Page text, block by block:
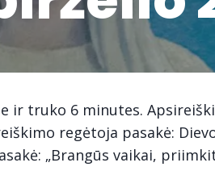
ir truko 6 minutes.
regėtoja pasakė:
„Brangūs vaikai,